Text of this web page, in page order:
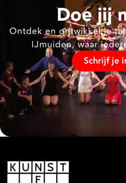
Doe jij
Ontdek en ontwikkel je
IJmuiden, waar
Schrijf je